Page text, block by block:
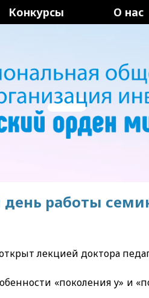
Конкурсы О нас
работы
лекцией доктора
«поколения y»